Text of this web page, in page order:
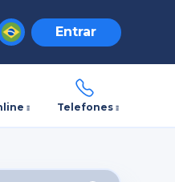
Entrar
Telefones